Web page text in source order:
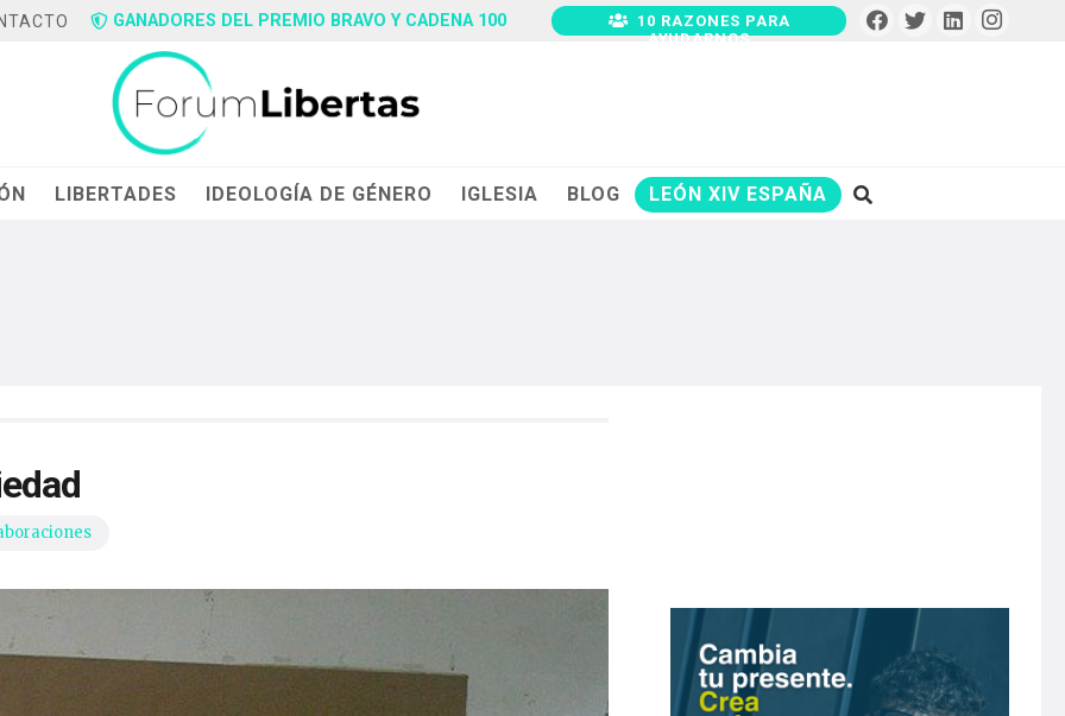
GANADORES DEL PREMIO BRAVO Y CADENA 100
10 RAZONES PARA
AYUDARNOS
LIBERTADES IDEOLOGÍA DE GÉNERO IGLESIA BLOG LEÓN XIV ESPAÑA